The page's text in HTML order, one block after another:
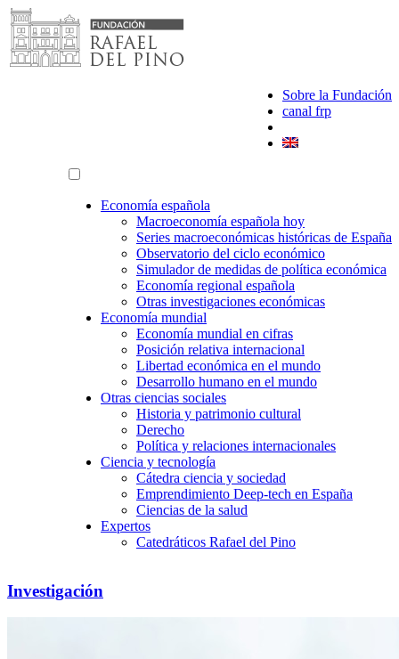
Saltar
al
contenido
Sobre la Fundación
canal frp
Economía española
Macroeconomía española hoy
Series macroeconómicas históricas de España
Observatorio del ciclo económico
Simulador de medidas de política económica
Economía regional española
Otras investigaciones económicas
Economía mundial
Economía mundial en cifras
Posición relativa internacional
Libertad económica en el mundo
Desarrollo humano en el mundo
Otras ciencias sociales
Historia y patrimonio cultural
Derecho
Política y relaciones internacionales
Ciencia y tecnología
Cátedra ciencia y sociedad
Emprendimiento Deep-tech en España
Ciencias de la salud
Expertos
Catedráticos Rafael del Pino
Investigación